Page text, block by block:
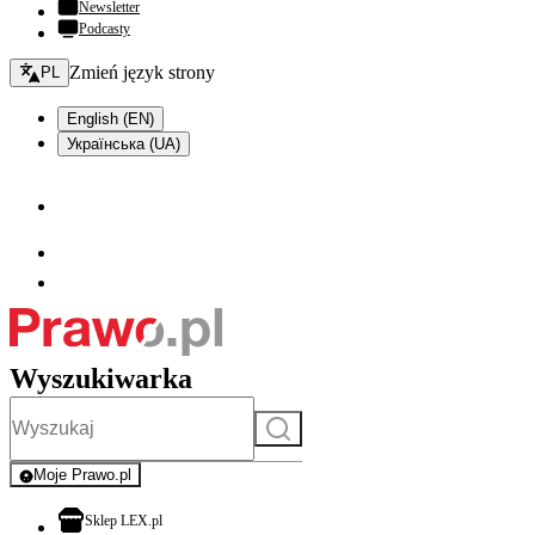
Newsletter
Podcasty
Zmień język - bieżący:
PL Zmień język strony
English (EN)
Українська (UA)
Wyszukiwarka
Szukaj
Moje Prawo.pl
- rejestracja i logowanie do serwisu
Sklep LEX.plotwiera się w nowej karcie